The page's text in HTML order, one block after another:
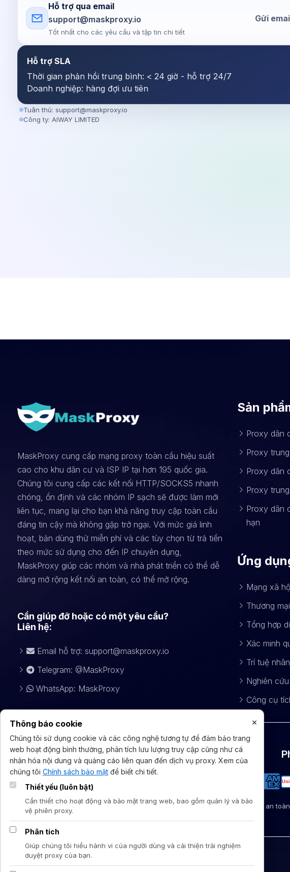
Hỗ trợ qua email
support@maskproxy.io
Tốt nhất cho các yêu cầu và tập tin chi tiết
Gửi
Hỗ trợ SLA
Thời gian phản hồi trung bình: < 24 giờ - hỗ trợ 24/7
Doanh nghiệp: hàng đợi ưu tiên
Tuân thủ: support@maskproxy.io
Công ty: AIWAY LIMITED
MaskProxy cung cấp mạng proxy toàn cầu hiệu suất
cao cho khu dân cư và ISP IP tại hơn 195 quốc gia.
Chúng tôi cung cấp các kết nối HTTP/SOCKS5 nhanh
chóng, ổn định và các nhóm IP sạch sẽ được làm mới
liên tục, mang lại cho bạn khả năng truy cập toàn cầu
đáng tin cậy mà không gặp trở ngại. Với mức giá linh
hoạt, bản dùng thử miễn phí và các tùy chọn từ trả tiền
theo mức sử dụng cho đến IP chuyên dụng,
MaskProxy giúp các nhóm và nhà phát triển có thể dễ
dàng mở rộng kết nối an toàn, có thể mở rộng.
Cần giúp đỡ hoặc có một yêu cầu?
Liên hệ:
Email hỗ trợ: support@maskproxy.io
Telegram: @MaskProxy
WhatsApp: MaskProxy
Sản
Proxy dân
Proxy
Proxy dân
Proxy
Proxy dân
hạn
Ứng
Mạng xã
Thương
Tổng hợp
Xác minh
Trí tuệ
Nghiên
Công cụ
Thanh toán an
Tiếng Việt 
×
Thông báo cookie
Chúng tôi sử dụng cookie và các công nghệ tương tự để đảm bảo trang
web hoạt động bình thường, phân tích lưu lượng truy cập cũng như cá
nhân hóa nội dung và quảng cáo liên quan đến dịch vụ proxy. Xem của
chúng tôi Chính sách bảo mật để biết chi tiết.
Thiết yếu (luôn bật)
Cần thiết cho hoạt động và bảo mật trang web, bao gồm quản lý và bảo
vệ phiên proxy.
Phân tích
Giúp chúng tôi hiểu hành vi của người dùng và cải thiện trải nghiệm
duyệt proxy của bạn.